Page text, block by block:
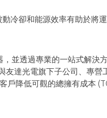
冷卻和能源效率有助於將
並透過專業的一站式解決
友達光電旗下子公司、專營
戶降低可觀的總擁有成本